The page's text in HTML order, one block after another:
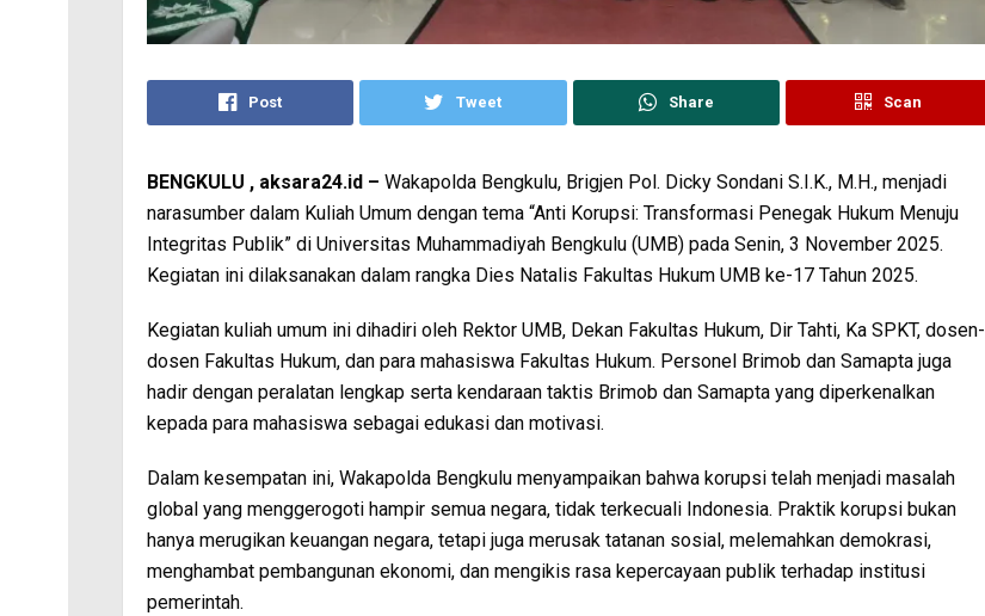
Post Tweet Share Scan
BENGKULU , aksara24.id – Wakapolda Bengkulu, Brigjen Pol. Dicky Sondani S.I.K., M.H., menjadi
narasumber dalam Kuliah Umum dengan tema “Anti Korupsi: Transformasi Penegak Hukum Menuju
Integritas Publik” di Universitas Muhammadiyah Bengkulu (UMB) pada Senin, 3 November 2025.
Kegiatan ini dilaksanakan dalam rangka Dies Natalis Fakultas Hukum UMB ke-17 Tahun 2025.
Kegiatan kuliah umum ini dihadiri oleh Rektor UMB, Dekan Fakultas Hukum, Dir Tahti, Ka SPKT, dosen-
dosen Fakultas Hukum, dan para mahasiswa Fakultas Hukum. Personel Brimob dan Samapta juga
hadir dengan peralatan lengkap serta kendaraan taktis Brimob dan Samapta yang diperkenalkan
kepada para mahasiswa sebagai edukasi dan motivasi.
Dalam kesempatan ini, Wakapolda Bengkulu menyampaikan bahwa korupsi telah menjadi masalah
global yang menggerogoti hampir semua negara, tidak terkecuali Indonesia. Praktik korupsi bukan
hanya merugikan keuangan negara, tetapi juga merusak tatanan sosial, melemahkan demokrasi,
menghambat pembangunan ekonomi, dan mengikis rasa kepercayaan publik terhadap institusi
pemerintah.